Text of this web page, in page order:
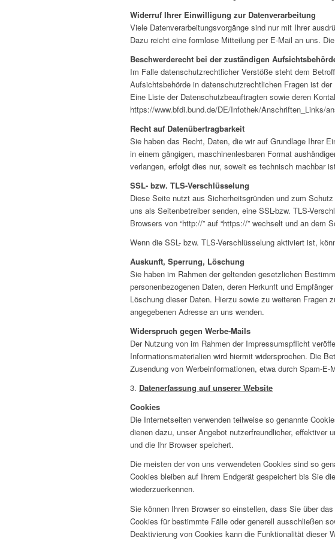
Widerruf Ihrer Einwilligung zur Datenverarbeitung
Viele Datenverarbeitungsvorgänge sind nur mit Ihrer
Dazu reicht eine formlose Mitteilung per E-Mail an uns.
Beschwerderecht bei der zuständigen
Im Falle datenschutzrechtlicher Verstöße steht dem
Aufsichtsbehörde in datenschutzrechtlichen Fragen ist
Eine Liste der Datenschutzbeauftragten sowie deren
https://www.bfdi.bund.de/DE/Infothek/Anschriften_Links/
Recht auf Datenübertragbarkeit
Sie haben das Recht, Daten, die wir auf Grundlage Ihrer
in einem gängigen, maschinenlesbaren Format
verlangen, erfolgt dies nur, soweit es technisch machbar
SSL- bzw. TLS-Verschlüsselung
Diese Seite nutzt aus Sicherheitsgründen und zum
uns als Seitenbetreiber senden, eine SSL-bzw. TLS-
Browsers von “http://” auf “https://” wechselt und an dem
Wenn die SSL- bzw. TLS-Verschlüsselung aktiviert ist,
Auskunft, Sperrung, Löschung
Sie haben im Rahmen der geltenden gesetzlichen
personenbezogenen Daten, deren Herkunft und
Löschung dieser Daten. Hierzu sowie zu weiteren Fragen
angegebenen Adresse an uns wenden.
Widerspruch gegen Werbe-Mails
Der Nutzung von im Rahmen der Impressumspflicht
Informationsmaterialien wird hiermit widersprochen. Die
Zusendung von Werbeinformationen, etwa durch Spam-E-
3. Datenerfassung auf unserer Website
Cookies
Die Internetseiten verwenden teilweise so genannte
dienen dazu, unser Angebot nutzerfreundlicher, effektiver
und die Ihr Browser speichert.
Die meisten der von uns verwendeten Cookies sind so
Cookies bleiben auf Ihrem Endgerät gespeichert bis Sie
wiederzuerkennen.
Sie können Ihren Browser so einstellen, dass Sie über
Cookies für bestimmte Fälle oder generell ausschließen
Deaktivierung von Cookies kann die Funktionalität dieser